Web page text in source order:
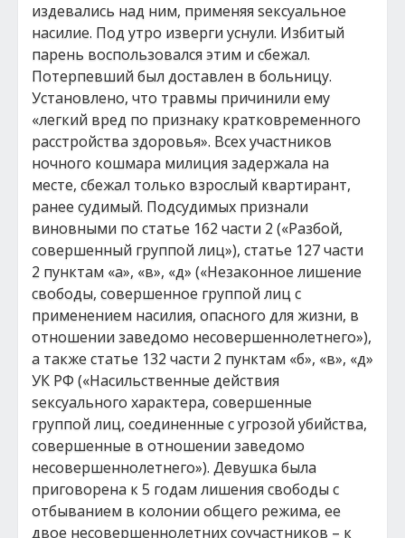
издевались над ним, применяя sексуальное
насилие. Под утро изверги уснули. Избитый
парень воспользовался этим и сбежал.
Потерпевший был доставлен в больницу.
Установлено, что травмы причинили ему
«легкий вред по признаку кратковременного
расстройства здоровья». Всех участников
ночного кошмара милиция задержала на
месте, сбежал только взрослый квартирант,
ранее судимый. Подсудимых признали
виновными по статье 162 части 2 («Разбой,
совершенный группой лиц»), статье 127 части
2 пунктам «а», «в», «д» («Незаконное лишение
свободы, совершенное группой лиц с
применением насилия, опасного для жизни, в
отношении заведомо несовершеннолетнего»),
а также статье 132 части 2 пунктам «б», «в», «д»
УК РФ («Насильственные действия
sексуального характера, совершенные
группой лиц, соединенные с угрозой убийства,
совершенные в отношении заведомо
несовершеннолетнего»). Девушка была
приговорена к 5 годам лишения свободы с
отбыванием в колонии общего режима, ее
двое несовершеннолетних соучастников – к